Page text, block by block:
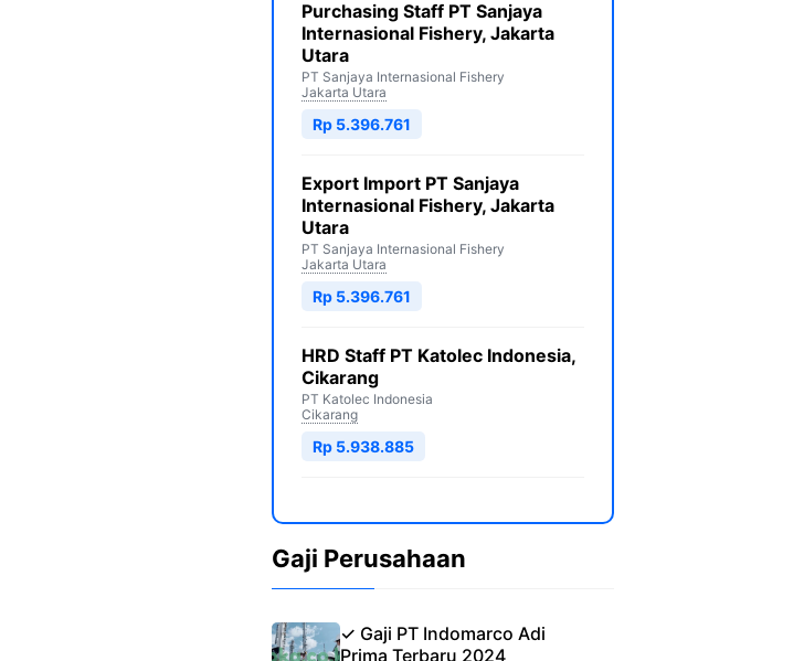
Purchasing Staff PT Sanjaya
Internasional Fishery, Jakarta
Utara
PT Sanjaya Internasional Fishery
Jakarta Utara
Rp 5.396.761
Export Import PT Sanjaya
Internasional Fishery, Jakarta
Utara
PT Sanjaya Internasional Fishery
Jakarta Utara
Rp 5.396.761
HRD Staff PT Katolec Indonesia,
Cikarang
PT Katolec Indonesia
Cikarang
Rp 5.938.885
Gaji Perusahaan
✓ Gaji PT Indomarco Adi
Prima Terbaru 2024